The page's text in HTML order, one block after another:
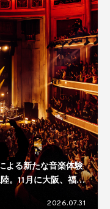
よる新たな音楽体験
。11月に大阪、福
2026.07.31